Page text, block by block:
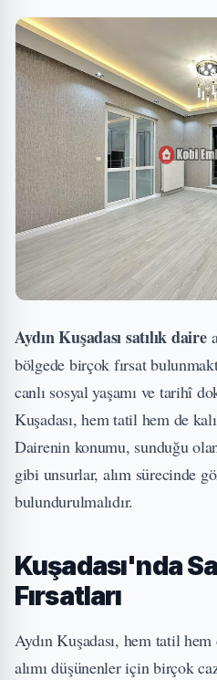
Aydın Kuşadası satılık daire
bölgede birçok fırsat
canlı sosyal yaşamı ve tarihî
Kuşadası, hem tatil hem de
Dairenin konumu, sunduğu
gibi unsurlar, alım sürecinde
bulundurulmalıdır.
Kuşadası'nda
Fırsatları
Aydın Kuşadası, hem tatil hem
alımı düşünenler için birçok